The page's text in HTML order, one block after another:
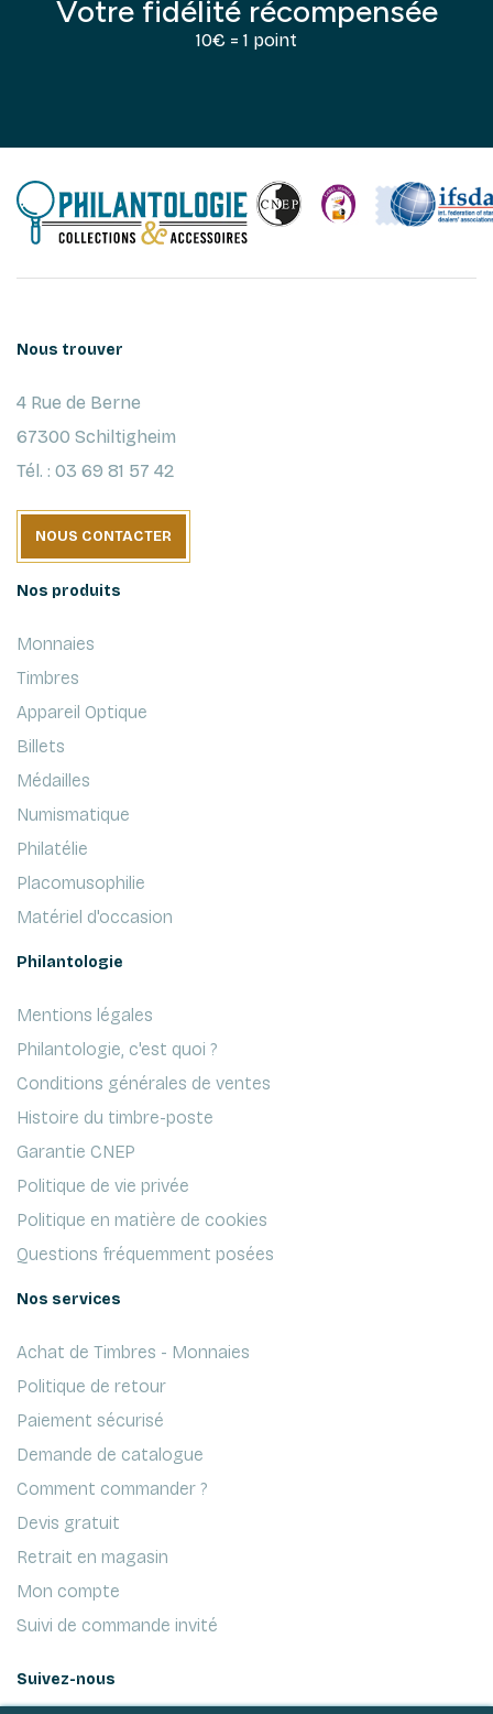
Votre fidélité récompensée
10€ = 1 point
Nous trouver
4 Rue de Berne
67300 Schiltigheim
Tél. : 03 69 81 57 42
NOUS CONTACTER
Nos produits
Monnaies
Timbres
Appareil Optique
Billets
Médailles
Numismatique
Philatélie
Placomusophilie
Matériel d'occasion
Philantologie
Mentions légales
Philantologie, c'est quoi ?
Conditions générales de ventes
Histoire du timbre-poste
Garantie CNEP
Politique de vie privée
Politique en matière de cookies
Questions fréquemment posées
Nos services
Achat de Timbres - Monnaies
Politique de retour
Paiement sécurisé
Demande de catalogue
Comment commander ?
Devis gratuit
Retrait en magasin
Mon compte
Suivi de commande invité
Suivez-nous